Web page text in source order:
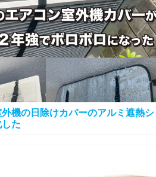
機の日除けカバーのアルミ遮熱シ
た